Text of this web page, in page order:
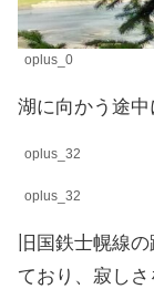
oplus_0
湖に向かう途
oplus_32
oplus_32
旧国鉄士幌線
ており、寂しさ